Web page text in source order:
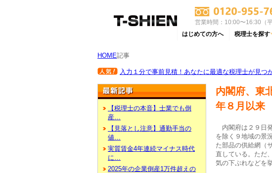
営業時間：10:00〜16:30（平
はじめての方へ 税理士を探す
HOME記事
入力１分で事前見積！あなたに最適な税理士が見つ
【税理士の本音】士業でも倒
産…
【見落とし注意】通勤手当の
値…
実質賃金4年連続マイナス時代
に…
2025年の企業倒産1万件超えの
内閣府、東
年８月以来
内閣府は２９日
を除く９地域の景
た部品の供給網（
直している。ただ
気の下ぶれなどを